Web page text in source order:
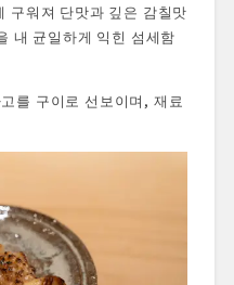
구워져 단맛과 깊은 감칠맛
내 균일하게 익힌 섬세함
를 구이로 선보이며, 재료